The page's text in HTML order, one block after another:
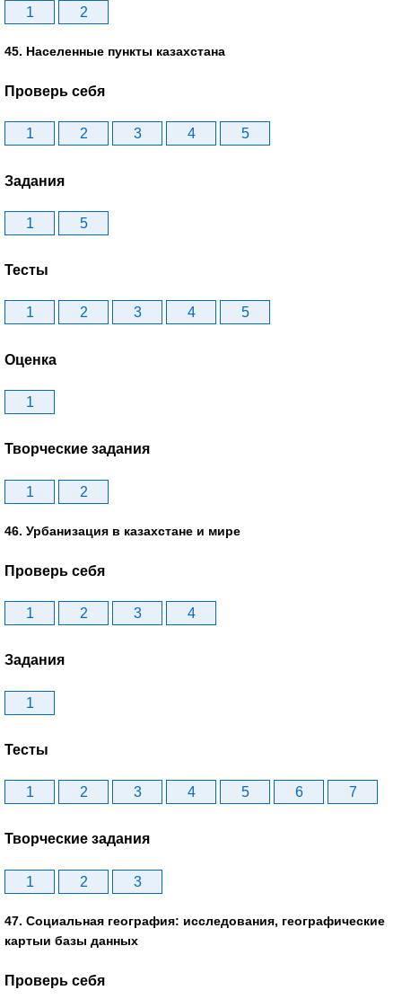
1 2
45. Населенные пункты казахстана
Проверь себя
1 2 3 4 5
Задания
1 5
Тесты
1 2 3 4 5
Оценка
1
Творческие задания
1 2
46. Урбанизация в казахстане и мире
Проверь себя
1 2 3 4
Задания
1
Тесты
1 2 3 4 5 6 7
Творческие задания
1 2 3
47. Социальная география: исследования, географические
картыи базы данных
Проверь себя